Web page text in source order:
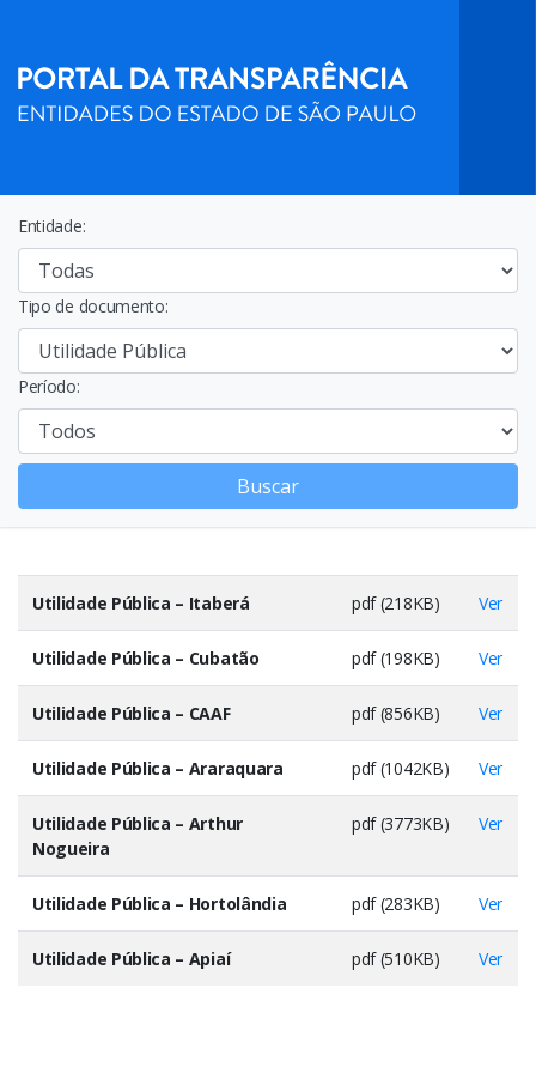
Entidade:
Tipo de documento:
Período:
Buscar
Utilidade Pública – Itaberá pdf (218KB) Ver
Utilidade Pública – Cubatão pdf (198KB) Ver
Utilidade Pública – CAAF pdf (856KB) Ver
Utilidade Pública – Araraquara pdf (1042KB) Ver
Utilidade Pública – Arthur
Nogueira
pdf (3773KB) Ver
Utilidade Pública – Hortolândia pdf (283KB) Ver
Utilidade Pública – Apiaí pdf (510KB) Ver